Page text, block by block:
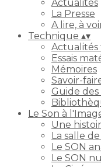
Actualités
La Presse
A lire, à
Technique ▴▾
Essais
Mémoires
Savoir-
Guide des
Le Son à
Une
La salle
Le SON
Le SON